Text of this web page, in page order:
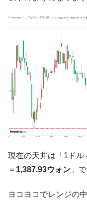
『Money1』
韓国政
ータセンター整備」
『Money1』
JPモ
ほぼ終わった」
『Money1』
韓国
発。
『Money1』
韓国
ャンペーン」⇒ あの
『Money1』
韓国
ぎ」では。
『Money1』
韓国鉄
『Money1』
米国下
現在の天井は「1ドル
＝ 1,387.93ウォン 」
ヨコヨコでレンジの中